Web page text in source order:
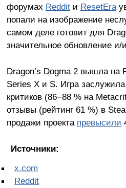
форумах Redditи ResetEra
попали на изображение
самом деле готовит для
значительное обновление
Dragon’s Dogma 2 вышла на
Series X и S. Игра
критиков (86−88 % на
отзывы (рейтинг 61 %) в
продажи проекта превысили
Источники:
x.com
Reddit